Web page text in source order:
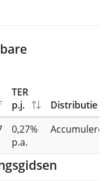
TER
p.j.
Distributie
0,27%
p.a.